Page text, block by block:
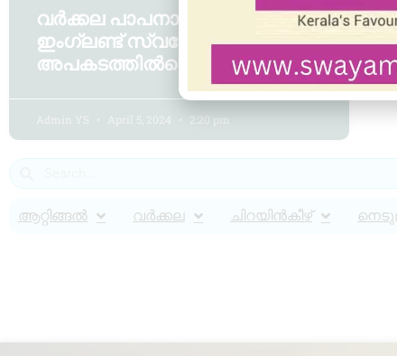
വർക്കല പാപനാശം ബീച്ചിൽ
ഇംഗ്ലണ്ട് സ്വദേശി
അപകടത്തിൽപ്പെട്ടു മരിച്ചു
Admin YS April 5, 2024 2:20 pm
ആറ്റിങ്ങൽ വർക്കല ചിറയിൻകീഴ്